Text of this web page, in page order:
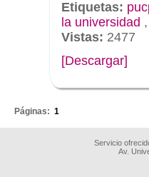
Etiquetas:
la universidad ,
Vistas: 2477
[Descargar]
Páginas: 1
Servicio
Av.